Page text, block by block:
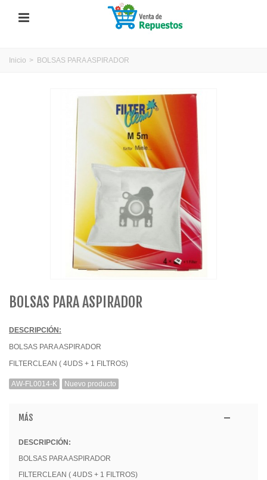
Inicio > BOLSAS PARA ASPIRADOR
BOLSAS PARA ASPIRADOR
DESCRIPCIÓN:
BOLSAS PARA ASPIRADOR
FILTERCLEAN ( 4UDS + 1 FILTROS)
AW-FL0014-K Nuevo producto
MÁS
DESCRIPCIÓN:
BOLSAS PARA ASPIRADOR
FILTERCLEAN ( 4UDS + 1 FILTROS)